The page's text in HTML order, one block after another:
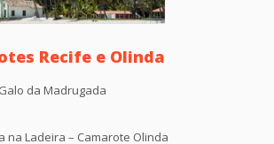
Recife e Olinda
da Madrugada
na Ladeira – Camarote Olinda